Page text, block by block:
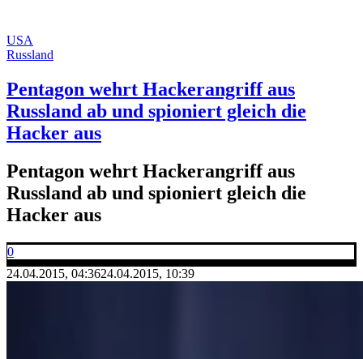
USA
Russland
Pentagon wehrt Hackerangriff aus
Russland ab und spioniert gleich die
Hacker aus
Pentagon wehrt Hackerangriff aus
Russland ab und spioniert gleich die
Hacker aus
0
24.04.2015, 04:3624.04.2015, 10:39